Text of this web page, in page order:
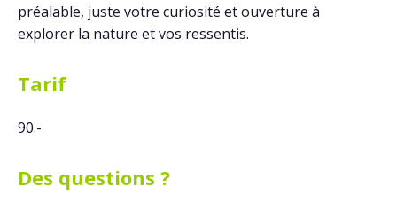
préalable, juste votre curiosité et ouverture à
explorer la nature et vos ressentis.
Tarif
90.-
Des questions ?